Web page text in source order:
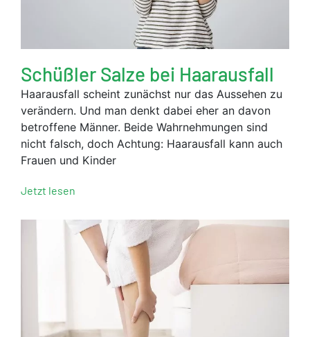
Schüßler Salze bei Haarausfall
Haarausfall scheint zunächst nur das Aussehen zu
verändern. Und man denkt dabei eher an davon
betroffene Männer. Beide Wahrnehmungen sind
nicht falsch, doch Achtung: Haarausfall kann auch
Frauen und Kinder
Jetzt lesen